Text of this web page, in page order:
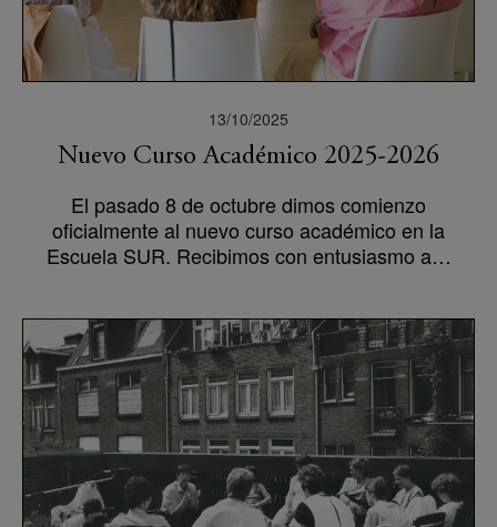
13/10/2025
Nuevo Curso Académico 2025-2026
El pasado 8 de octubre dimos comienzo
oficialmente al nuevo curso académico en la
Escuela SUR. Recibimos con entusiasmo a…